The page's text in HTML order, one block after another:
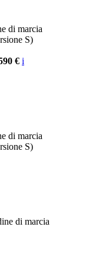
di marcia
S)
€ i
di marcia
S)
di marcia